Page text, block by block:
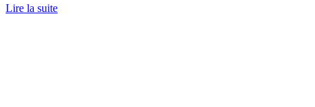
Lire la suite